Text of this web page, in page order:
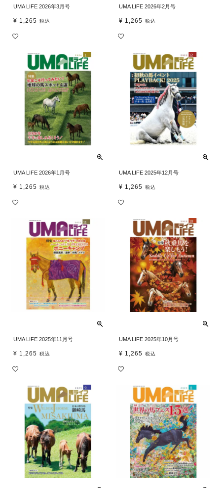
UMA LIFE 2026年3月号
¥ 1,265 税込
UMA LIFE 2026年2月号
¥ 1,265 税込
UMA LIFE 2026年1月号
¥ 1,265 税込
UMA LIFE 2025年12月号
¥ 1,265 税込
UMA LIFE 2025年11月号
¥ 1,265 税込
UMA LIFE 2025年10月号
¥ 1,265 税込